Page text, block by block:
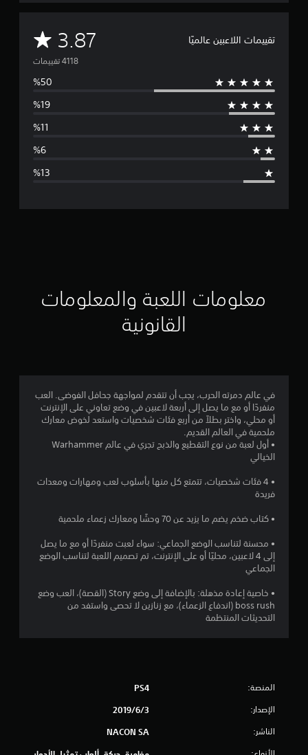
تقييمات اللاعبين عالميًا 3.87 م
ت
و
س
ط
ت
ي
.
8
7
ن
م
5
معلومات اللعبة والمعلومات
القانونية
في عالم دمرته الحرب، يجب أن تتقدم لمواجهة جحافل الفوضى. العب
منفردًا أو مع ما يصل إلى أربعة لاعبين في وضع تعاوني على الإنترنت
أو محلي، واختر بطلاً من أربع فئات شخصيات واستعد لخوض معارك
ملحمية في العالم القديم.
• أول لعبة من نوع التقطيع والذبح تجري في عالم Warhammer
الخيالي
• 4 فئات شخصيات، تتمتع كل منها بأسلوب لعب ومهارات ومعدات
فريدة
• كتاب ضخم يضم ما يزيد عن 70 وحشًا ومعارك زعماء ملحمية
• محسنة لتناسب الوضع الجماعي: سواء لعبت منفردًا أو مع ما يصل
إلى 4 لاعبين، محليًا أو على الإنترنت، تم تصميم اللعبة لتناسب الوضع
الجماعي
• خاصية إعادة مذهلة: بالإضافة إلى وضع Story (القصة)، العب وضع
boss rush (اندفاع الزعماء)، مع زنازين لا تحصى واستفد من
التحديثات المنتظمة
المنصة: PS4
الإصدار: 3‏/6‏/2019
الناشر: NACON SA